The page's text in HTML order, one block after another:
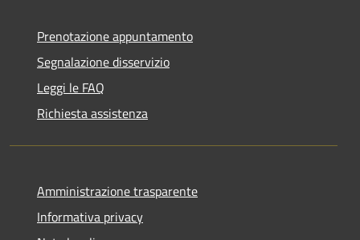
Prenotazione appuntamento
Segnalazione disservizio
Leggi le FAQ
Richiesta assistenza
Amministrazione trasparente
Informativa privacy